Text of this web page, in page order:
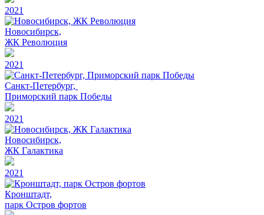
2021
Новосибирск,
ЖК Революция
2021
Санкт-Петербург,
Приморский парк Победы
2021
Новосибирск,
ЖК Галактика
2021
Кронштадт,
парк Остров фортов